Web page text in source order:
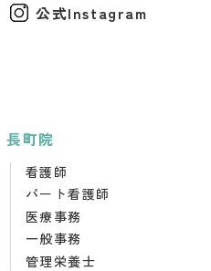
公式Instagram
長町院
看護師
パート看護師
医療事務
一般事務
管理栄養士